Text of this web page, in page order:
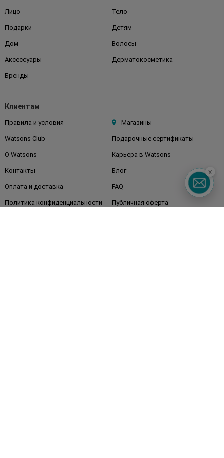
Лицо Тело
Подарки Детям
Дом Волосы
Аксессуары Дерматокосметика
Бренды
Клиентам
Правила и условия Магазины
Watsons Club Подарочные сертификаты
О Watsons Карьера в Watsons
Контакты Блог
Оплата и доставка FAQ
Политика конфиденциальности Публичная оферта
x